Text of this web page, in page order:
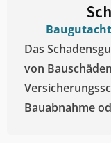
Das
von
Bauabnahme